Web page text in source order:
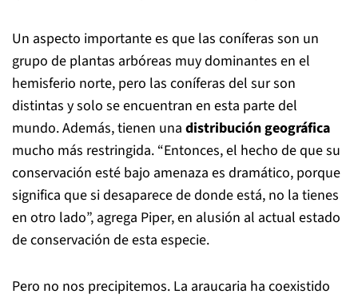
Un aspecto importante es que las coníferas son un
grupo de plantas arbóreas muy dominantes en el
hemisferio norte, pero las coníferas del sur son
distintas y solo se encuentran en esta parte del
mundo. Además, tienen una distribución geográfica
mucho más restringida. “Entonces, el hecho de que su
conservación esté bajo amenaza es dramático, porque
significa que si desaparece de donde está, no la tienes
en otro lado”, agrega Piper, en alusión al actual estado
de conservación de esta especie.
Pero no nos precipitemos. La araucaria ha coexistido